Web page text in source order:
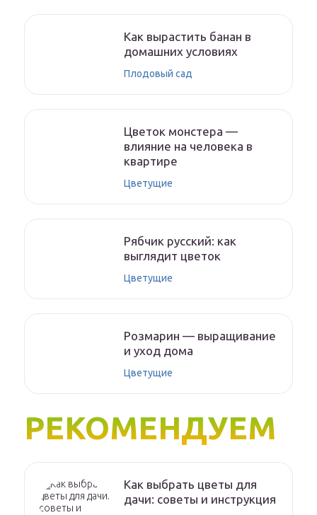
Как вырастить банан в
домашних условиях
Плодовый сад
Цветок монстера —
влияние на человека в
квартире
Цветущие
Рябчик русский: как
выглядит цветок
Цветущие
Розмарин — выращивание
и уход дома
Цветущие
РЕКОМЕНДУЕМ
Как выбрать цветы для
дачи: советы и инструкция